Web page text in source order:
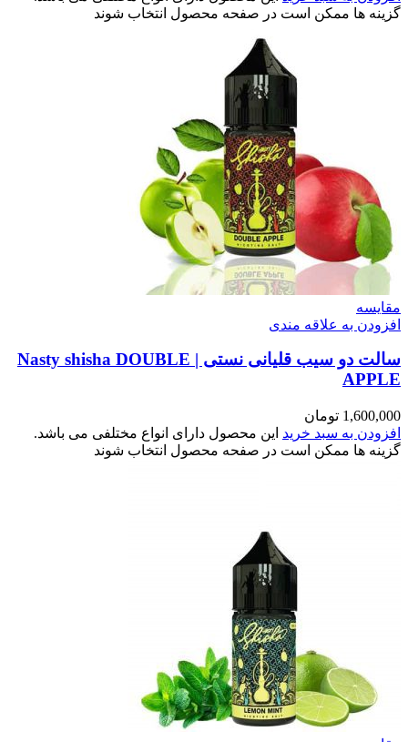
ها ممکن است در صفحه محصول انتخاب شوند
به علاقه مندی
سالت دو سیب قلیانی نستی | Nasty shisha DOUBLE
تومان
به سبد خرید این محصول دارای انواع مختلفی می باشد.
ها ممکن است در صفحه محصول انتخاب شوند